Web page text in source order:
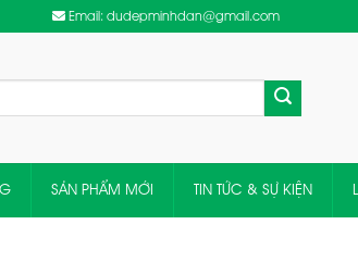
Email: dudepminhdan@gmail.com
SẢN PHẨM MỚI TIN TỨC & SỰ KIỆN